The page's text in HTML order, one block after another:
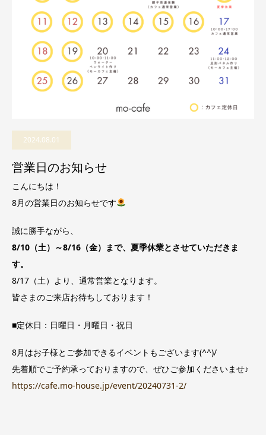
2024.08.01
営業日のお知らせ
こんにちは！
8月の営業日のお知らせです
誠に勝手ながら、
8/10（土）～8/16（金）まで、夏季休業とさせていただきま
す。
8/17（土）より、通常営業となります。
皆さまのご来店お待ちしております！
■定休日：日曜日・月曜日・祝日
8月はお子様とご参加できるイベントもございます(^^)/
先着順でご予約承っておりますので、ぜひご参加くださいませ♪
https://cafe.mo-house.jp/event/20240731-2/